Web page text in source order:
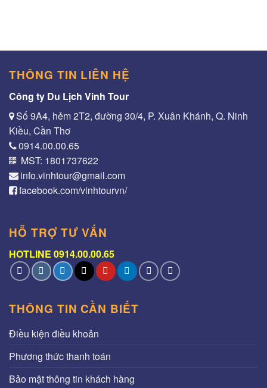
THÔNG TIN LIÊN HỆ
Công ty Du Lịch Vinh Tour
Số 9A4, hẻm 2T2, đường 30/4, P. Xuân Khánh, Q. Ninh
Kiều, Cần Thơ
0914.00.00.65
MST: 1801737622
info.vinhtour@gmail.com
facebook.com/vinhtourvn/
HỖ TRỢ TƯ VẤN
HOTLINE 0914.00.00.65
THÔNG TIN CẦN BIẾT
Điều kiện điều khoản
Phương thức thanh toán
Bảo mật thông tin khách hàng